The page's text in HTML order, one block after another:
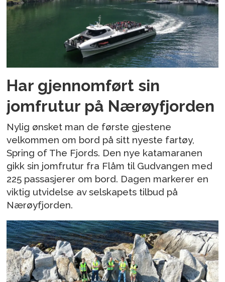
Har gjennomført sin
jomfrutur på Nærøyfjorden
Nylig ønsket man de første gjestene
velkommen om bord på sitt nyeste fartøy,
Spring of The Fjords. Den nye katamaranen
gikk sin jomfrutur fra Flåm til Gudvangen med
225 passasjerer om bord. Dagen markerer en
viktig utvidelse av selskapets tilbud på
Nærøyfjorden.